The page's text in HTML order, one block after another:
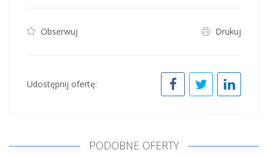
Obserwuj Drukuj
Udostępnij ofertę:
PODOBNE OFERTY